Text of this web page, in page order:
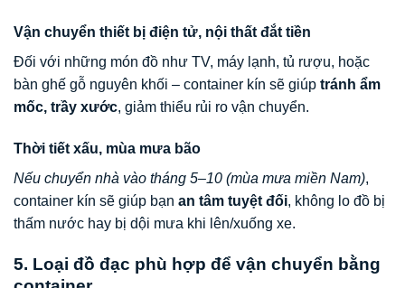
Vận chuyển thiết bị điện tử, nội thất đắt tiền
Đối với những món đồ như TV, máy lạnh, tủ rượu, hoặc
bàn ghế gỗ nguyên khối – container kín sẽ giúp tránh ẩm
mốc, trầy xước, giảm thiểu rủi ro vận chuyển.
Thời tiết xấu, mùa mưa bão
Nếu chuyển nhà vào tháng 5–10 (mùa mưa miền Nam),
container kín sẽ giúp bạn an tâm tuyệt đối, không lo đồ bị
thấm nước hay bị dội mưa khi lên/xuống xe.
5. Loại đồ đạc phù hợp để vận chuyển bằng